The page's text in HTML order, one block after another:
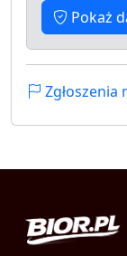
Pokaż
Zgłoszenia